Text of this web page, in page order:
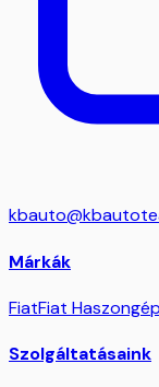
Márkák
FiatFiat
Szolgáltatásaink